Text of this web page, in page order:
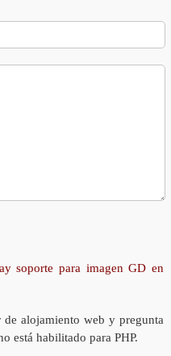
soporte para imagen GD en
alojamiento web y pregunta
está habilitado para PHP.